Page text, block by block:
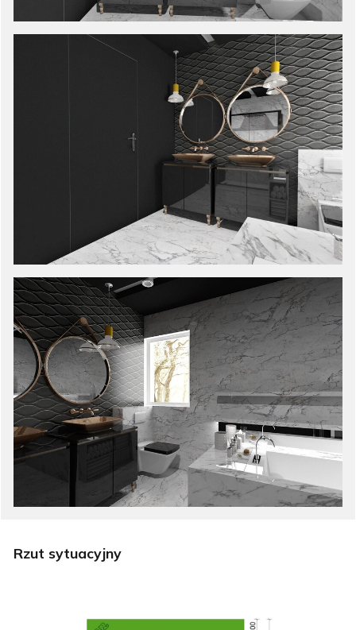
Rzut sytuacyjny